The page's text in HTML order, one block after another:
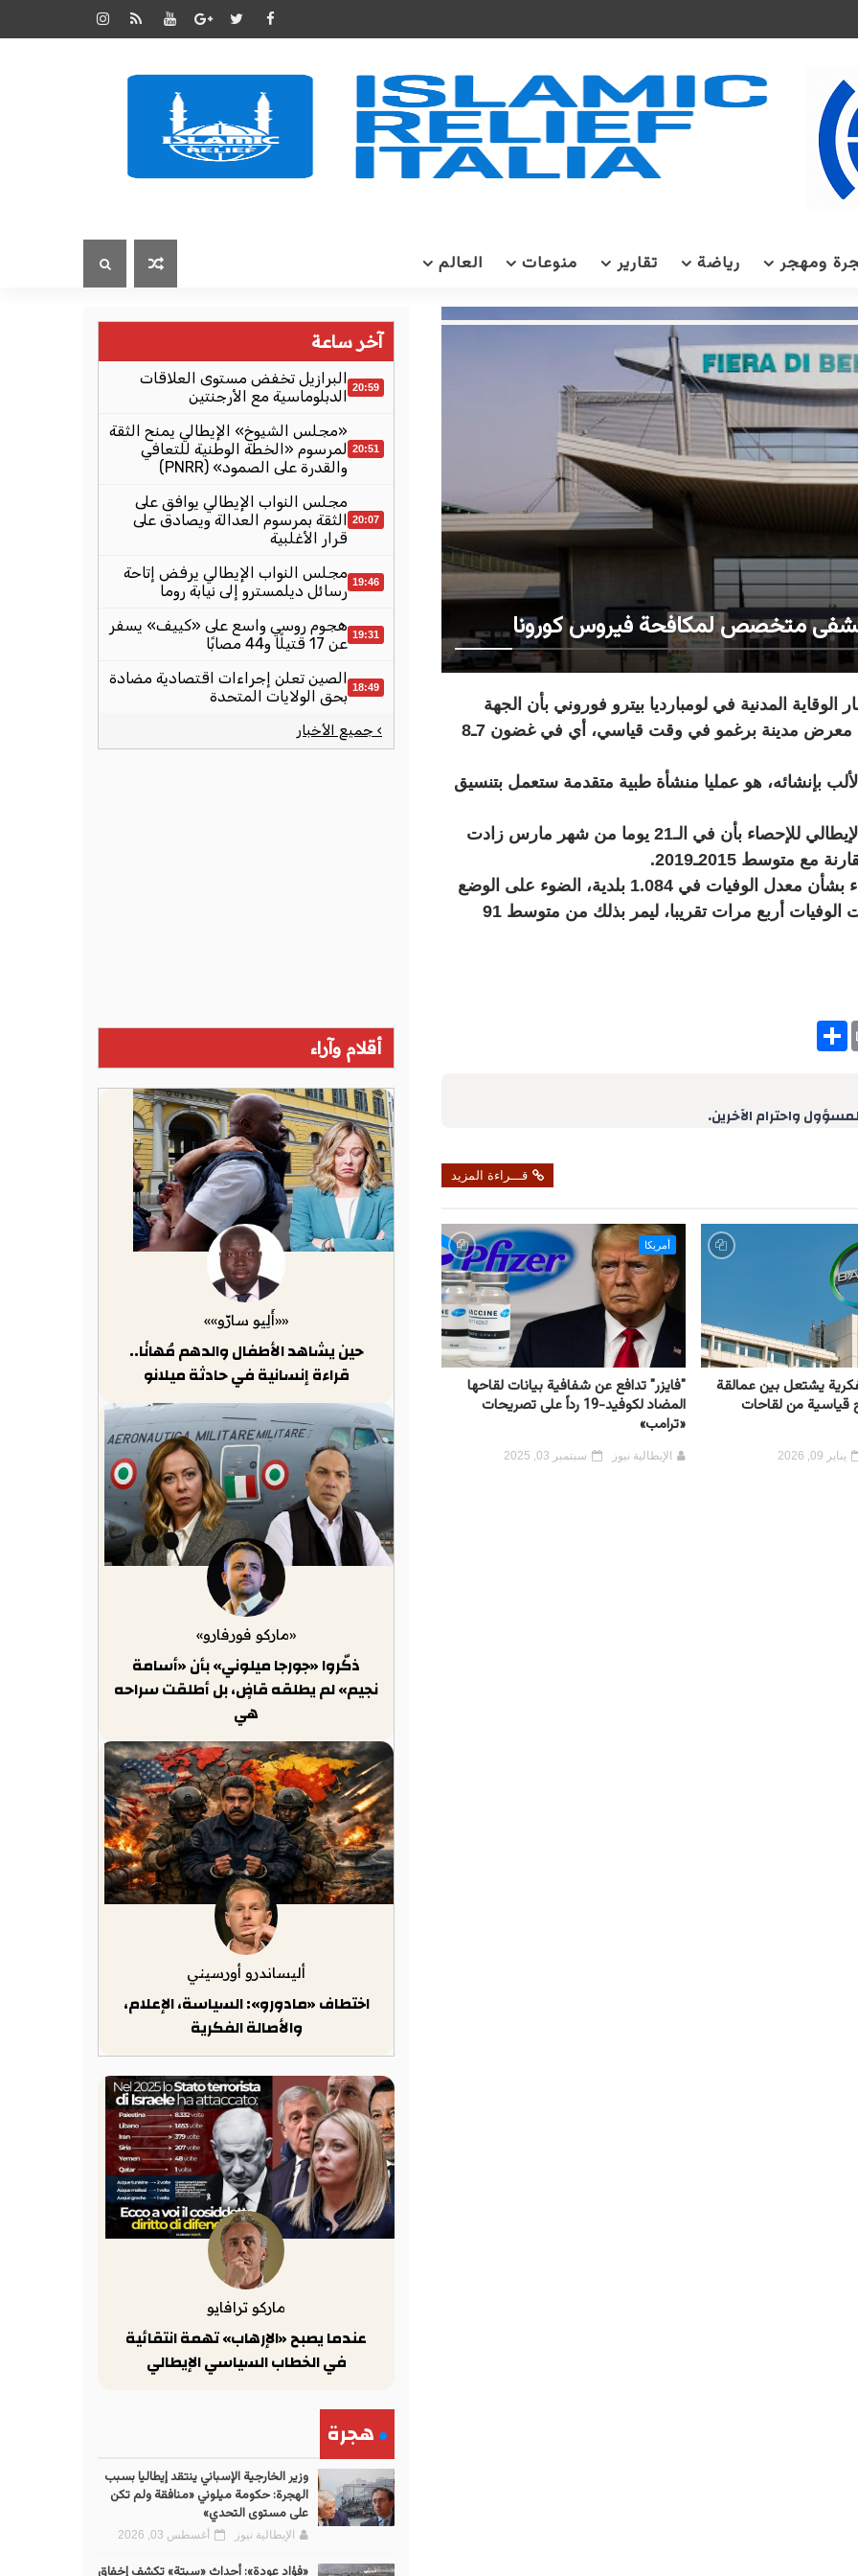
ومهجر رياضة تقارير منوعات العالم
متخصص لمكافحة فيروس كورونا
1 أبريل 2020 ـ قال مستشار الوقاية المدنية في لومبارديا بيترو فوروني بأن الجهة
انتصرت أمام تحدي كبير، بإقامة مستشفى داخل معرض مدينة برغمو في وقت قياسي، أي في غضون 7ـ8
بإنشائه، هو عمليا منشأة طبية متقدمة ستعمل بتنسيق
وتظهر البيانات الموضحة مذكرة المعهد الوطني الإيطالي للإحصاء بأن في الـ21 يوما من شهر مارس زادت
متوسط 2015ـ2019.
يسلط التحليل، الذي أجراه المعهد الوطني للإحصاء بشأن معدل الوفيات في 1.084 بلدية، الضوء على الوضع
في محافظة برغمو على نحو خاص، حيث تضاعفت الوفيات أربع مرات تقريبا، ليمر بذلك من متوسط 91
S
واحترام الآخرين.
قـــراءة المزيد
يشتعل بين عمالقة
قياسية من لقاحات
يناير 09, 2026
أمريكا
"فايزر" تدافع عن شفافية بيانات لقاحها
المضاد لكوفيد-19 رداً على تصريحات
«ترامب»
الإيطالية نيوز سبتمبر 03, 2025
آخر ساعة
20:59 البرازيل تخفض مستوى العلاقات
الدبلوماسية مع الأرجنتين
20:51
«مجلس الشيوخ» الإيطالي يمنح الثقة
لمرسوم «الخطة الوطنية للتعافي
والقدرة على الصمود» (PNRR)
20:07
مجلس النواب الإيطالي يوافق على
الثقة بمرسوم العدالة ويصادق على
قرار الأغلبية
19:46 مجلس النواب الإيطالي يرفض إتاحة
رسائل ديلمسترو إلى نيابة روما
19:31 هجوم روسي واسع على «كييف» يسفر
عن 17 قتيلًا و44 مصابًا
18:49 الصين تعلن إجراءات اقتصادية مضادة
بحق الولايات المتحدة
› جميع الأخبار
أقلام وآراء
««أَلِيو سارّو»»
حين يشاهد الأطفال والدهم مُهانًا..
قراءة إنسانية في حادثة ميلانو
«ماركو فورفارو»
ذكّروا «جورجا ميلوني» بأن «أسامة
نجيم» لم يطلقه قاضٍ، بل أطلقت سراحه
هي
أليساندرو أورسيني
اختطاف «مادورو»: السياسة، الإعلام،
والأصالة الفكرية
ماركو ترافايو
عندما يصبح «الإرهاب» تهمة انتقائية
في الخطاب السياسي الإيطالي
هجرة
وزير الخارجية الإسباني ينتقد إيطاليا بسبب
الهجرة: حكومة ميلوني «منافقة ولم تكن
على مستوى التحدي»
الإيطالية نيوز أغسطس 03, 2026
«فؤاد عودة»: أحداث «سبتة» تكشف إخفاق